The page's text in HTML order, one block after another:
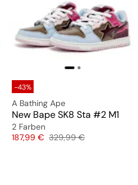
-43%
A Bathing Ape
New Bape SK8 Sta #2 M1
2 Farben
Preis
187,99 € Originalpreis
329,99 €